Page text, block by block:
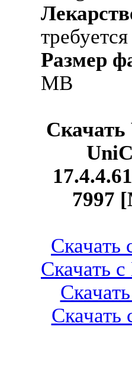
Размер
MB
Скачать
7997
Скачать
Скачать
Скачать